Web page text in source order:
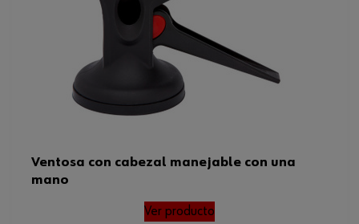
Ventosa con cabezal manejable con una
mano
Ver producto